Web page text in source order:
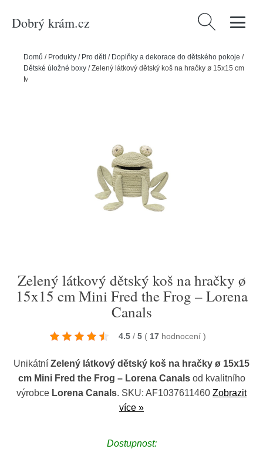
Dobrý krám.cz Vyhledávání
Domů / Produkty / Pro děti / Doplňky a dekorace do dětského pokoje /
Dětské úložné boxy /Zelený látkový dětský koš na hračky ø 15x15 cm
Mini Fred the Frog – Lorena Canals
Zelený látkový dětský koš na hračky ø
15x15 cm Mini Fred the Frog – Lorena
Canals
4.5 / 5 ( 17 hodnocení )
Unikátní Zelený látkový dětský koš na hračky ø 15x15
cm Mini Fred the Frog – Lorena Canalsod kvalitního
výrobce Lorena Canals. SKU: AF1037611460 Zobrazit
více »
Dostupnost: